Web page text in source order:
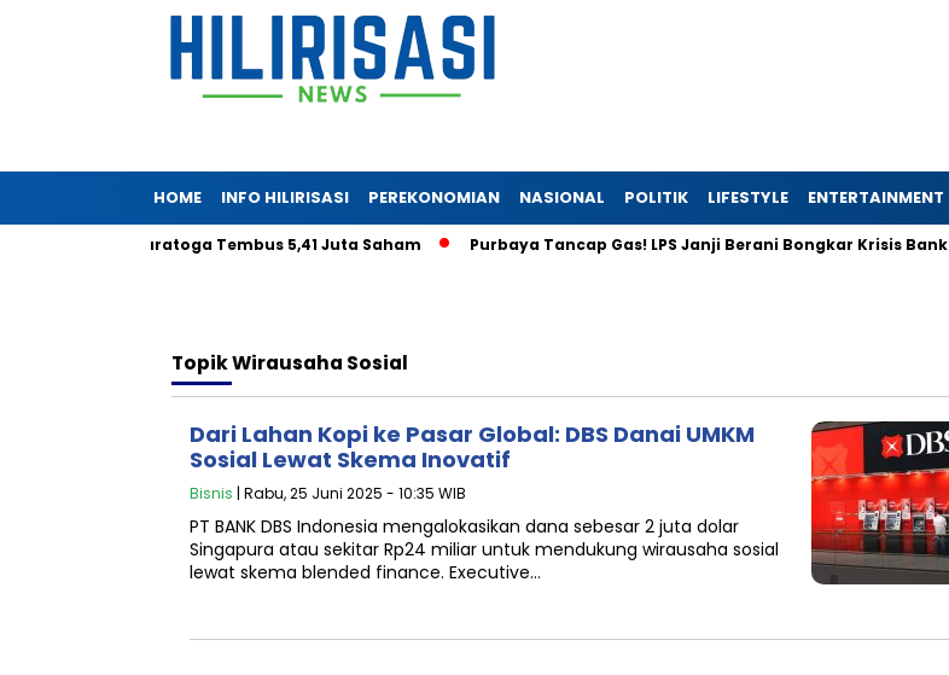
HOME INFO HILIRISASI PEREKONOMIAN NASIONAL POLITIK LIFESTYLE ENTERTAINMENT
di Saratoga Tembus 5,41 Juta Saham Purbaya Tancap Gas! LPS Janji Berani Bongkar Krisis Bank BPR
TopikWirausaha Sosial
Dari Lahan Kopi ke Pasar Global: DBS Danai UMKM
Sosial Lewat Skema Inovatif
Bisnis | Rabu, 25 Juni 2025 - 10:35 WIB
PT BANK DBS Indonesia mengalokasikan dana sebesar 2 juta dolar
Singapura atau sekitar Rp24 miliar untuk mendukung wirausaha sosial
lewat skema blended finance. Executive…